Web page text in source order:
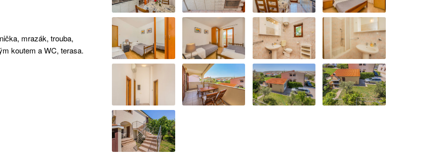
mrazák, trouba,
koutem a WC, terasa.